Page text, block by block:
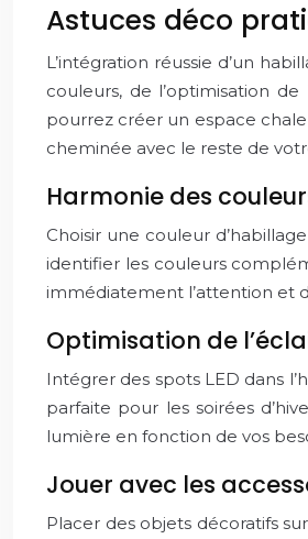
Astuces déco
L’intégration réussie d’un
couleurs, de l’optimisation
pourrez créer un espace
cheminée avec le reste de
Harmonie des
Choisir une couleur
identifier les couleurs
immédiatement l’attention et
Optimisation de
Intégrer des spots LED dans
parfaite pour les soirées
lumière en fonction de vos
Jouer avec les
Placer des objets décoratifs